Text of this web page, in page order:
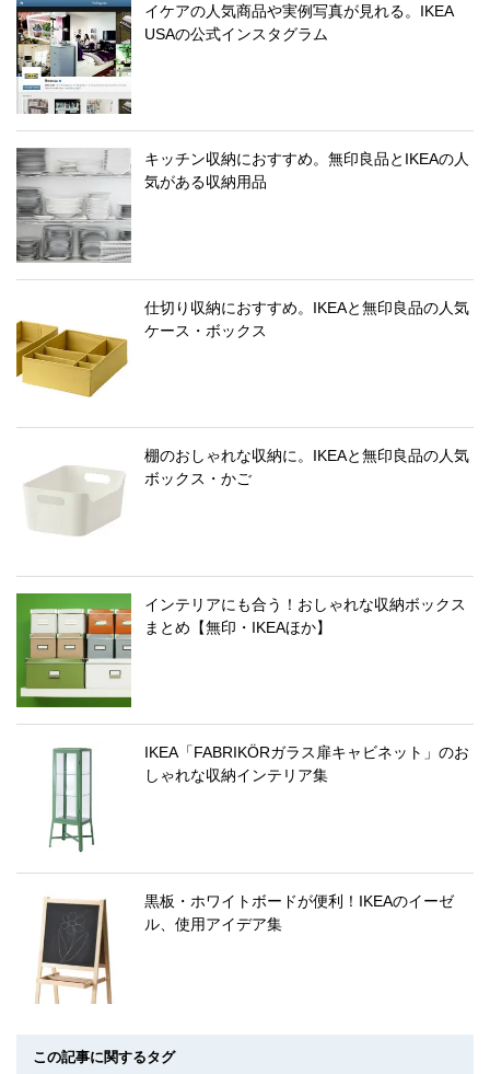
イケアの人気商品や実例写真が見れる。IKEA
USAの公式インスタグラム
キッチン収納におすすめ。無印良品とIKEAの人
気がある収納用品
仕切り収納におすすめ。IKEAと無印良品の人気
ケース・ボックス
棚のおしゃれな収納に。IKEAと無印良品の人気
ボックス・かご
インテリアにも合う！おしゃれな収納ボックス
まとめ【無印・IKEAほか】
IKEA「FABRIKÖRガラス扉キャビネット」のお
しゃれな収納インテリア集
黒板・ホワイトボードが便利！IKEAのイーゼ
ル、使用アイデア集
この記事に関するタグ